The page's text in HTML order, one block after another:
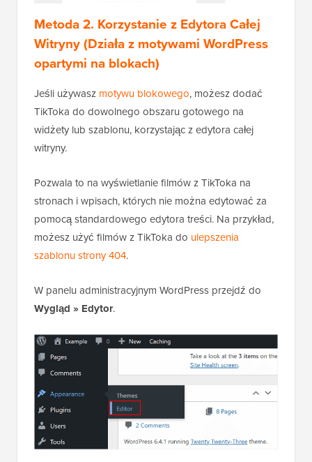
Metoda 2. Korzystanie z Edytora Całej
Witryny (Działa z motywami WordPress
opartymi na blokach)
Jeśli używasz motywu blokowego, możesz dodać
TikToka do dowolnego obszaru gotowego na
widżety lub szablonu, korzystając z edytora całej
witryny.
Pozwala to na wyświetlanie filmów z TikToka na
stronach i wpisach, których nie można edytować za
pomocą standardowego edytora treści. Na przykład,
możesz użyć filmów z TikToka do ulepszenia
szablonu strony 404.
W panelu administracyjnym WordPress przejdź do
Wygląd » Edytor.